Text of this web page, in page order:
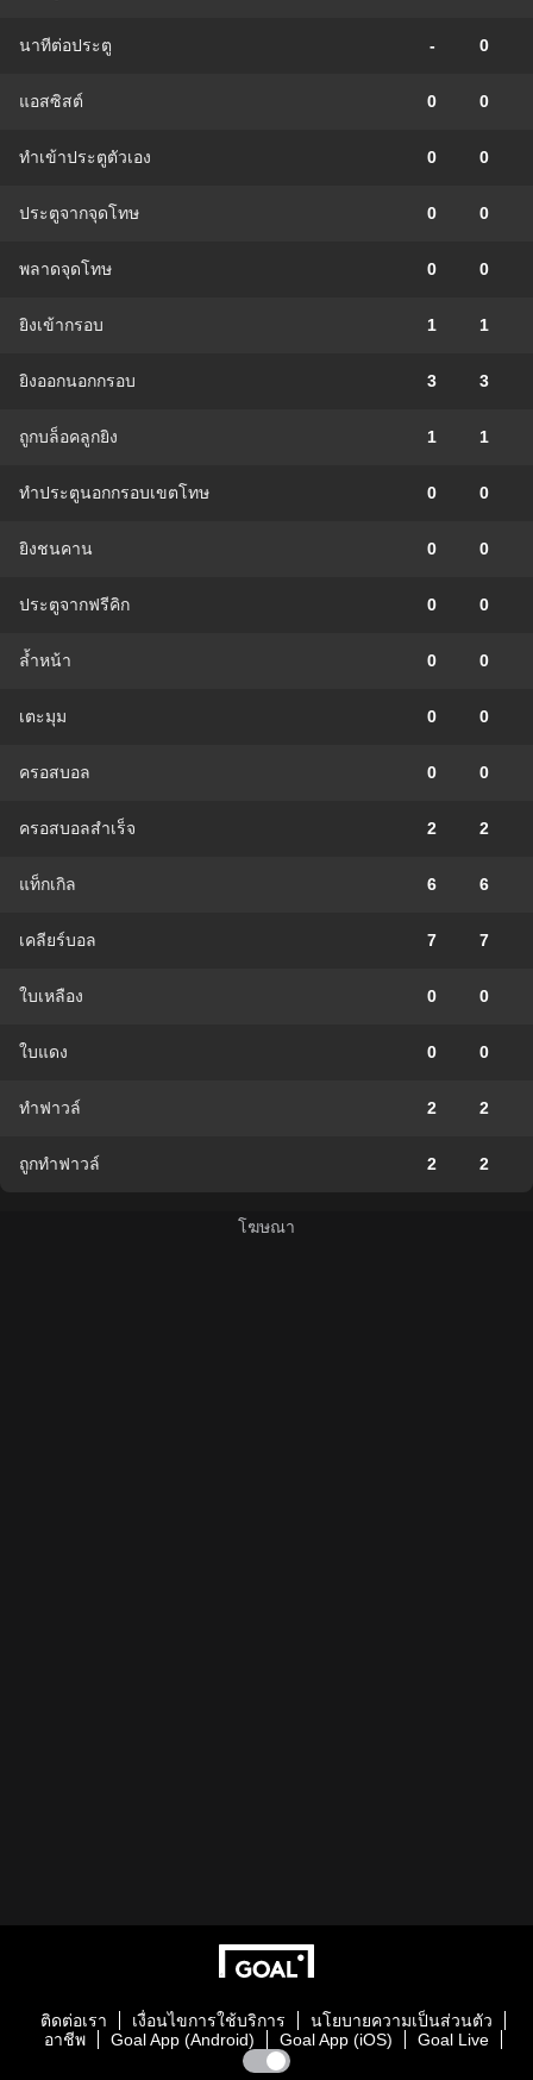
นาทีต่อประตู - 0
แอสซิสต์ 0 0
ทําเข้าประตูตัวเอง 0 0
ประตูจากจุดโทษ 0 0
พลาดจุดโทษ 0 0
ยิงเข้ากรอบ 1 1
ยิงออกนอกกรอบ 3 3
ถูกบล็อคลูกยิง 1 1
ทำประตูนอกกรอบเขตโทษ 0 0
ยิงชนคาน 0 0
ประตูจากฟรีคิก 0 0
ล้ำหน้า 0 0
เตะมุม 0 0
ครอสบอล 0 0
ครอสบอลสำเร็จ 2 2
แท็กเกิล 6 6
เคลียร์บอล 7 7
ใบเหลือง 0 0
ใบแดง 0 0
ทำฟาวล์ 2 2
ถูกทำฟาวล์ 2 2
ติดต่อเรา เงื่อนไขการใช้บริการ
นโยบายความเป็นส่วนตัว
อาชีพ
Goal App (Android) Goal App (iOS) Goal Live